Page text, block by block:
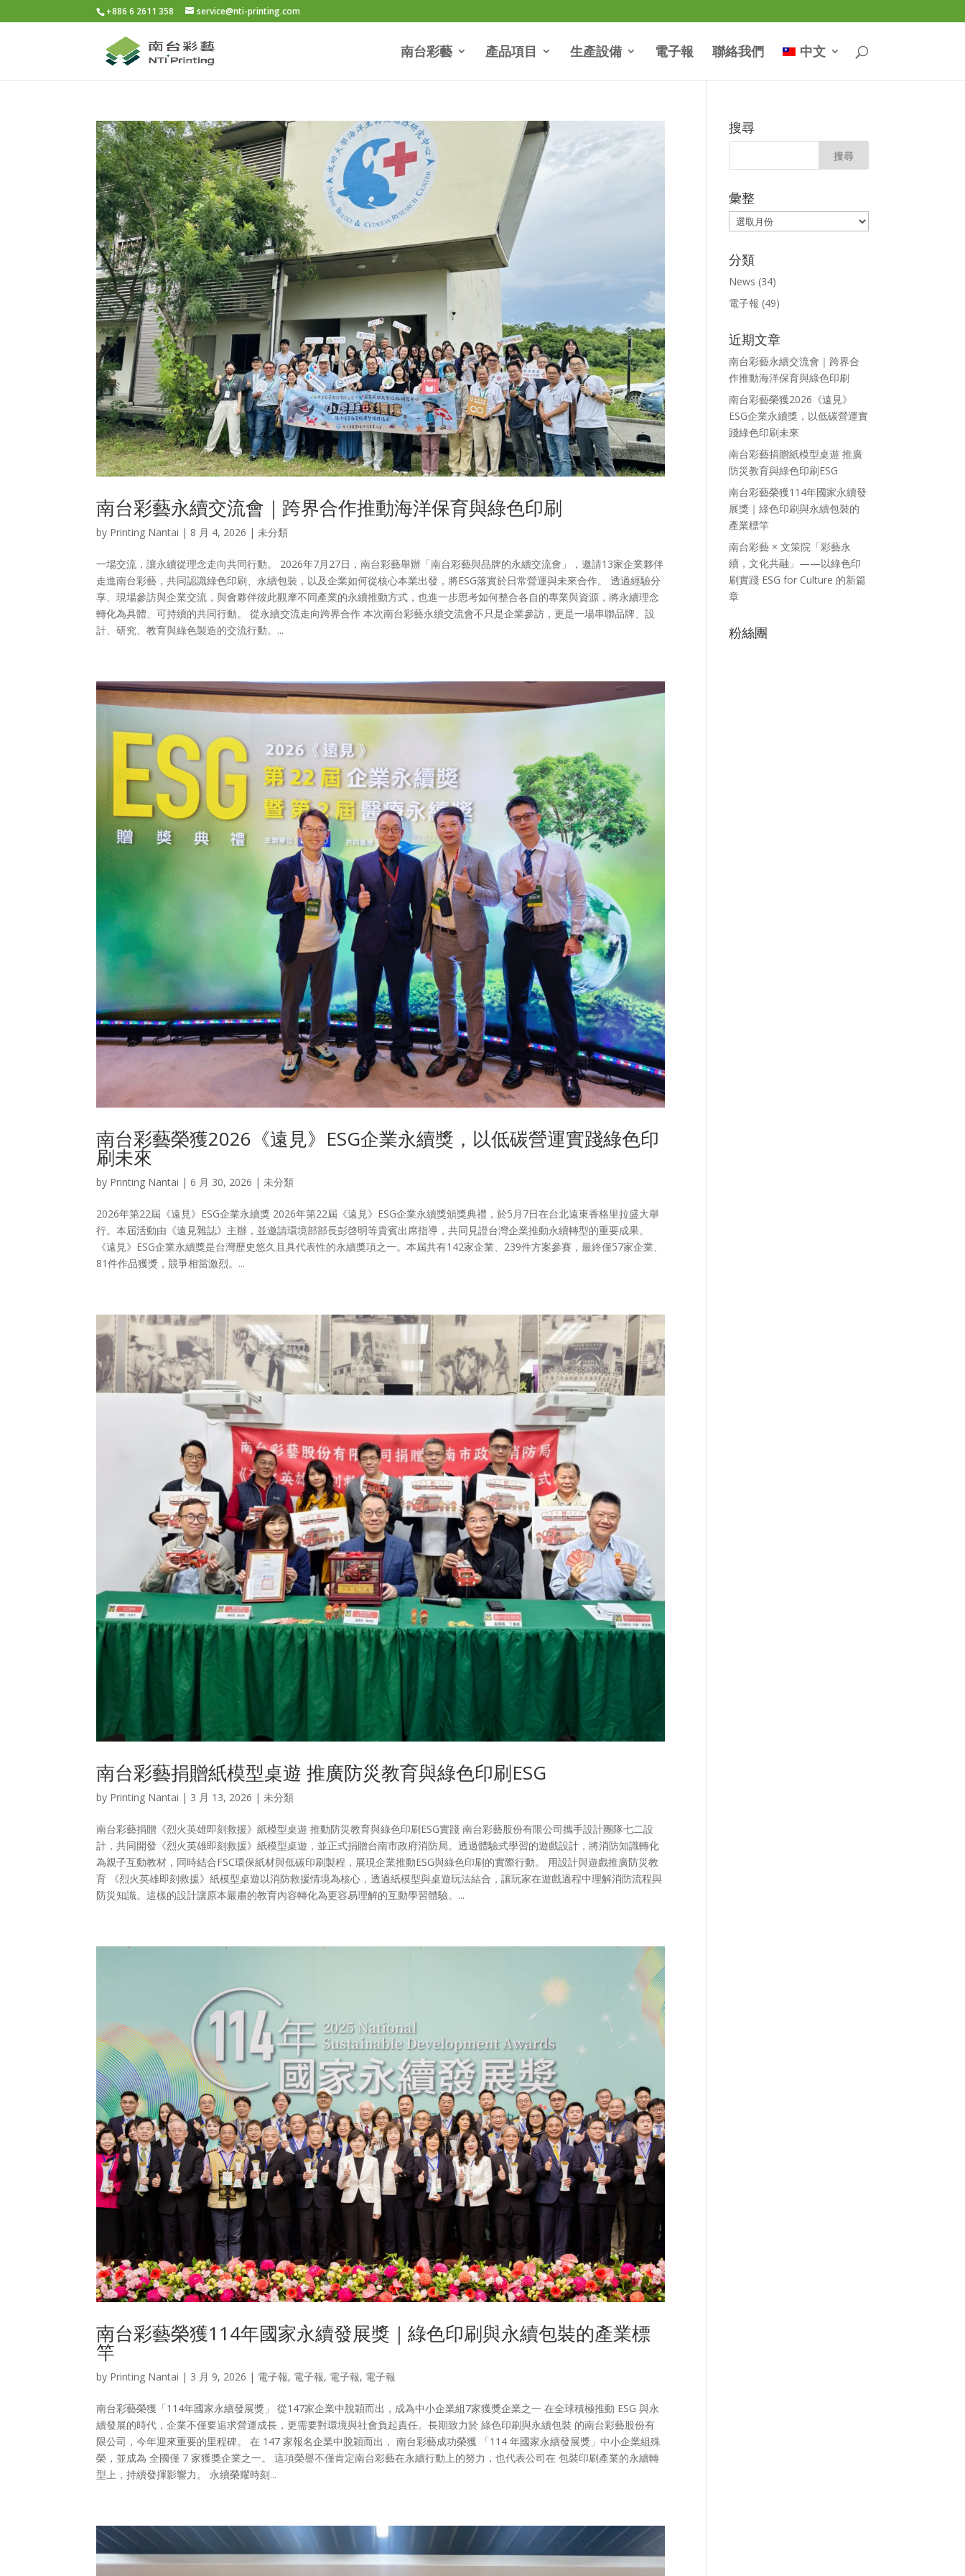
+886 6 2611 358 service@nti-printing.com
南台彩藝 產品項目 生產設備 電子報 聯絡我們 中文
南台彩藝永續交流會｜跨界合作推動海洋保育與綠色印刷
by Printing Nantai | 8 月 4, 2026 | 未分類
一場交流，讓永續從理念走向共同行動。 2026年7月27日，南台彩藝舉辦「南台彩藝與品牌的永續交流會」，邀請13家企業夥伴
走進南台彩藝，共同認識綠色印刷、永續包裝，以及企業如何從核心本業出發，將ESG落實於日常營運與未來合作。 透過經驗分
享、現場參訪與企業交流，與會夥伴彼此觀摩不同產業的永續推動方式，也進一步思考如何整合各自的專業與資源，將永續理念
轉化為具體、可持續的共同行動。 從永續交流走向跨界合作 本次南台彩藝永續交流會不只是企業參訪，更是一場串聯品牌、設
計、研究、教育與綠色製造的交流行動。...
南台彩藝榮獲2026《遠見》ESG企業永續獎，以低碳營運實踐綠色印
刷未來
by Printing Nantai |6 月 30, 2026 | 未分類
2026年第22屆《遠見》ESG企業永續獎 2026年第22屆《遠見》ESG企業永續獎頒獎典禮，於5月7日在台北遠東香格里拉盛大舉
行。本屆活動由《遠見雜誌》主辦，並邀請環境部部長彭啓明等貴賓出席指導，共同見證台灣企業推動永續轉型的重要成果。
《遠見》ESG企業永續獎是台灣歷史悠久且具代表性的永續獎項之一。本屆共有142家企業、239件方案參賽，最終僅57家企業、
81件作品獲獎，競爭相當激烈。...
南台彩藝捐贈紙模型桌遊 推廣防災教育與綠色印刷ESG
by Printing Nantai | 3 月 13, 2026 | 未分類
南台彩藝捐贈《烈火英雄即刻救援》紙模型桌遊 推動防災教育與綠色印刷ESG實踐 南台彩藝股份有限公司攜手設計團隊七二設
計，共同開發《烈火英雄即刻救援》紙模型桌遊，並正式捐贈台南市政府消防局。透過體驗式學習的遊戲設計，將消防知識轉化
為親子互動教材，同時結合FSC環保紙材與低碳印刷製程，展現企業推動ESG與綠色印刷的實際行動。 用設計與遊戲推廣防災教
育 《烈火英雄即刻救援》紙模型桌遊以消防救援情境為核心，透過紙模型與桌遊玩法結合，讓玩家在遊戲過程中理解消防流程與
防災知識。這樣的設計讓原本嚴肅的教育內容轉化為更容易理解的互動學習體驗。...
南台彩藝榮獲114年國家永續發展獎｜綠色印刷與永續包裝的產業標
竿
by Printing Nantai | 3 月 9, 2026 | 電子報, 電子報, 電子報, 電子報
南台彩藝榮獲「114年國家永續發展獎」 從147家企業中脫穎而出，成為中小企業組7家獲獎企業之一 在全球積極推動 ESG 與永
續發展的時代，企業不僅要追求營運成長，更需要對環境與社會負起責任。長期致力於 綠色印刷與永續包裝 的南台彩藝股份有
限公司，今年迎來重要的里程碑。 在 147 家報名企業中脫穎而出， 南台彩藝成功榮獲 「114 年國家永續發展獎」中小企業組殊
榮，並成為 全國僅 7 家獲獎企業之一。 這項榮譽不僅肯定南台彩藝在永續行動上的努力，也代表公司在 包裝印刷產業的永續轉
型上，持續發揮影響力。 永續榮耀時刻...
搜尋
彙整
彙
整
分類
News (34)
電子報 (49)
近期文章
南台彩藝永續交流會｜跨界合
作推動海洋保育與綠色印刷
南台彩藝榮獲2026《遠見》
ESG企業永續獎，以低碳營運實
踐綠色印刷未來
南台彩藝捐贈紙模型桌遊 推廣
防災教育與綠色印刷ESG
南台彩藝榮獲114年國家永續發
展獎｜綠色印刷與永續包裝的
產業標竿
南台彩藝 × 文策院「彩藝永
續，文化共融」——以綠色印
刷實踐 ESG for Culture 的新篇
章
粉絲團